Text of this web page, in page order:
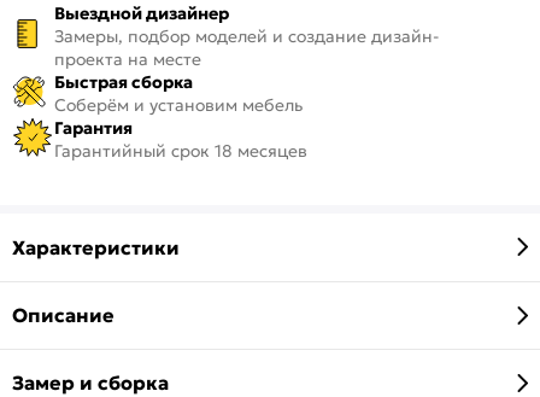
Выездной дизайнер
Замеры, подбор моделей и создание дизайн-
проекта на месте
Быстрая сборка
Соберём и установим мебель
Гарантия
Гарантийный срок 18 месяцев
Характеристики
Описание
Замер и сборка